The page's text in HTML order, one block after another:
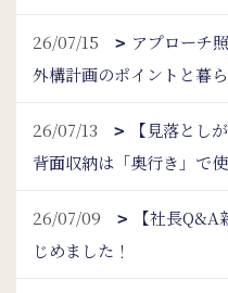
26/07/15
アプローチ
外構計画のポイントと暮
26/07/13
【見落とし
背面収納は「奥行き」で
26/07/09
【社長
じめました！